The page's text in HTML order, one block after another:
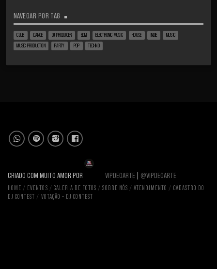
NAVEGAR POR TAG
CLUB DANCE DJ PRODUCER EDM ELECTRONIC MUSIC HOUSE INDIE MUSIC
MUSIC PRODUCTION PARTY POP TECHNO
CRIADO COM MUITO AMOR POR VIPDEOARTE @VIPDEOARTE
HOME EVENTOS GALERIA DE FOTOS SOBRE NÓS ATENDIMENTO
CADASTRO DO
DJ CONTEST
VOTAÇÃO – DJ CONTEST